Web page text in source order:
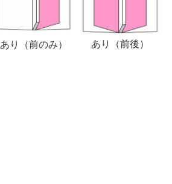
あり（前のみ） あり（前後）